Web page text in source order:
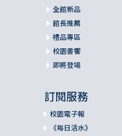
全館新品
館長推薦
禮品專區
校園書饗
即將登場
訂閱服務
校園電子報
《每日活水》